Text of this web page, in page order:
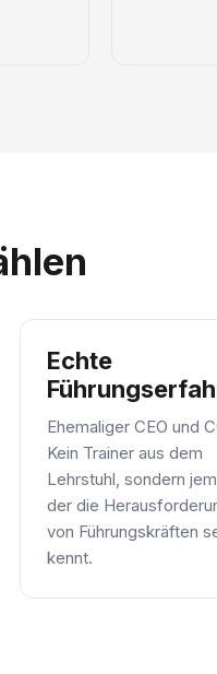
Echte
Ehemaliger CEO und
Kein Trainer aus dem
Lehrstuhl, sondern
der die
von Führungskräften
kennt.